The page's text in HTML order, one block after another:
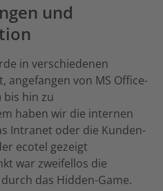
und
in verschiedenen
angefangen von MS Office-
bis hin zu
haben wir die internen
Intranet oder die Kunden-
ecotel gezeigt
war zweifellos die
das Hidden-Game.